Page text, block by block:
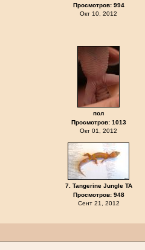
Просмотров: 994
Окт 10, 2012
пол
Просмотров: 1013
Окт 01, 2012
7. Tangerine Jungle TA
Просмотров: 948
Сент 21, 2012